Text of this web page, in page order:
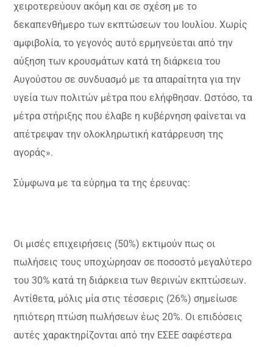
χειροτερεύουν ακόμη και σε σχέση με το
δεκαπενθήμερο των εκπτώσεων του Ιουλίου. Χωρίς
αμφιβολία, το γεγονός αυτό ερμηνεύεται από την
αύξηση των κρουσμάτων κατά τη διάρκεια του
Αυγούστου σε συνδυασμό με τα απαραίτητα για την
υγεία των πολιτών μέτρα που ελήφθησαν. Ωστόσο, τα
μέτρα στήριξης που έλαβε η κυβέρνηση φαίνεται να
απέτρεψαν την ολοκληρωτική κατάρρευση της
αγοράς».
Σύμφωνα με τα εύρημα τα της έρευνας:
Οι μισές επιχειρήσεις (50%) εκτιμούν πως οι
πωλήσεις τους υποχώρησαν σε ποσοστό μεγαλύτερο
του 30% κατά τη διάρκεια των θερινών εκπτώσεων.
Αντίθετα, μόλις μία στις τέσσερις (26%) σημείωσε
ηπιότερη πτώση πωλήσεων έως 20%. Οι επιδόσεις
αυτές χαρακτηρίζονται από την ΕΣΕΕ σαφέστερα